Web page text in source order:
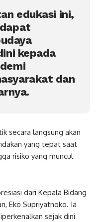
edukasi ini,
kepada
dan
secara langsung akan
yang tepat saat
risiko yang muncul
dari Kepala Bidang
Eko Supriyatnoko. Ia
sejak dini